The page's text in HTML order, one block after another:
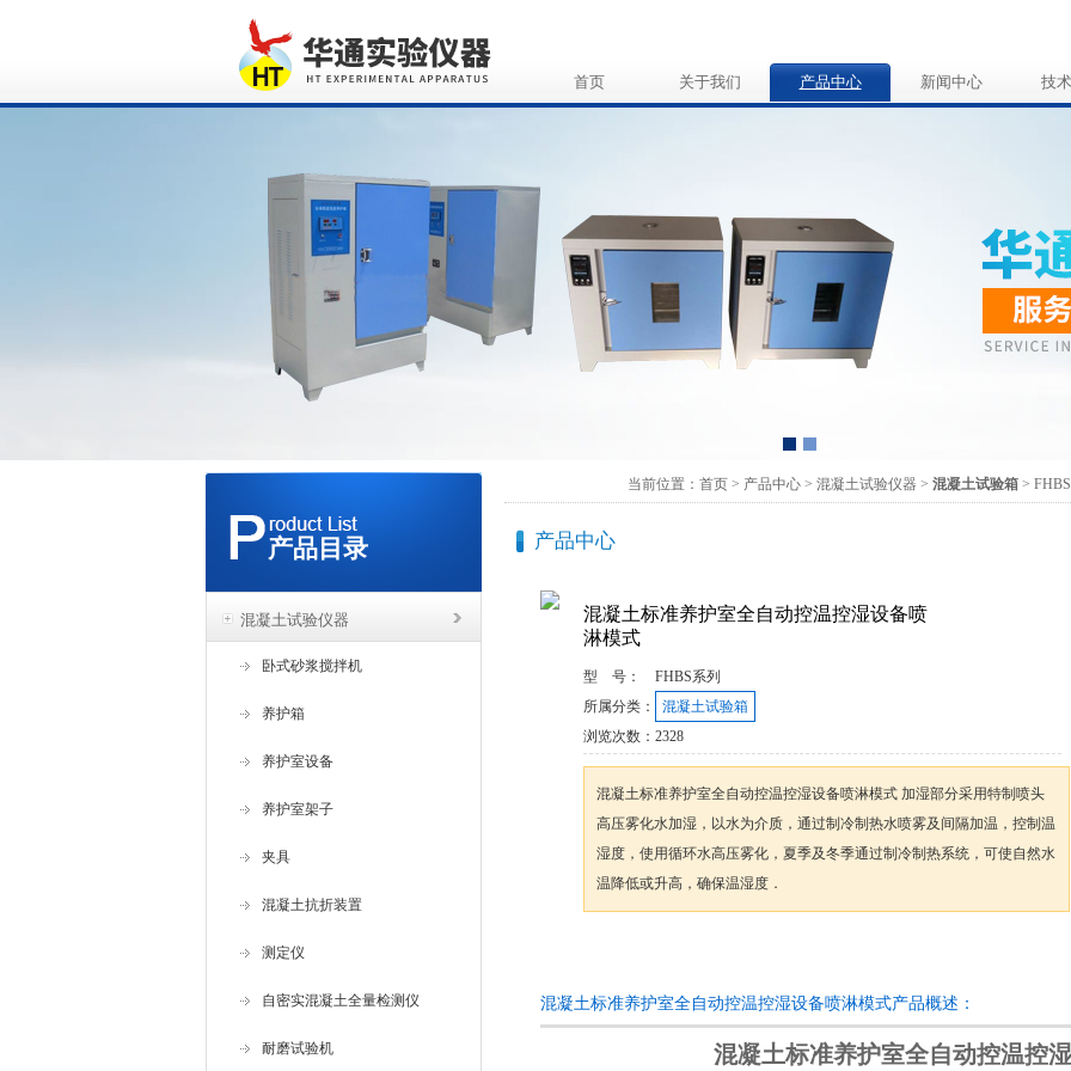
首页 关于我们 产品中心 新闻中心 技
产品目录
混凝土试验仪器
卧式砂浆搅拌机
养护箱
养护室设备
养护室架子
夹具
混凝土抗折装置
测定仪
自密实混凝土全量检测仪
耐磨试验机
当前位置： 首页 > 产品中心 > 混凝土试验仪器 > 混凝土试验箱 >
产品中心
混凝土标准养护室全自动控温控湿设备喷
淋模式
型 号：
FHBS系列
所属分类：
混凝土试验箱
浏览次数： 2328
混凝土标准养护室全自动控温控湿设备喷淋模式 加湿部分采用特制喷头
高压雾化水加湿，以水为介质，通过制冷制热水喷雾及间隔加温，控制温
湿度，使用循环水高压雾化，夏季及冬季通过制冷制热系统，可使自然水
温降低或升高，确保温湿度．
混凝土标准养护室全自动控温控湿设备喷淋模式产品概述：
混凝土标准养护室全自动控温控